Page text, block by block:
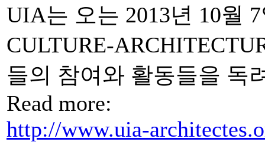
UIA는 오는 2013년 10월
CULTURE-
들의 참여와 활동들을 독
Read more:
http://www.uia-